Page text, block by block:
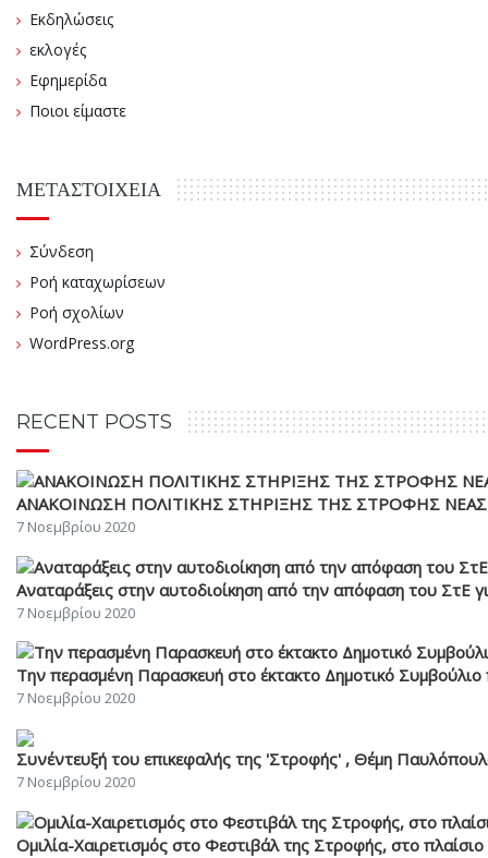
Εκδηλώσεις
εκλογές
Εφημερίδα
Ποιοι είμαστε
ΜΕΤΑΣΤΟΙΧΕΊΑ
Σύνδεση
Ροή καταχωρίσεων
Ροή σχολίων
WordPress.org
RECENT POSTS
ΑΝΑΚΟΙΝΩΣΗ ΠΟΛΙΤΙΚΗΣ ΣΤΗΡΙΞΗΣ ΤΗΣ ΣΤΡΟΦΗΣ
7 Νοεμβρίου 2020
Αναταράξεις στην αυτοδιοίκηση από την απόφαση του
7 Νοεμβρίου 2020
Την περασμένη Παρασκευή στο έκτακτο Δημοτικό Συμβούλιο
7 Νοεμβρίου 2020
Συνέντευξή του επικεφαλής της 'Στροφής' , Θέμη
7 Νοεμβρίου 2020
Ομιλία-Χαιρετισμός στο Φεστιβάλ της Στροφής, στο